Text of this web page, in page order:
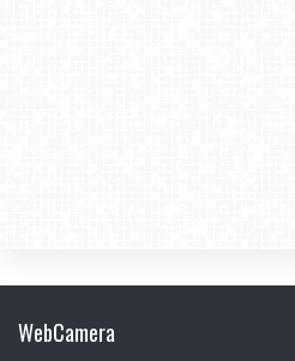
WebCamera